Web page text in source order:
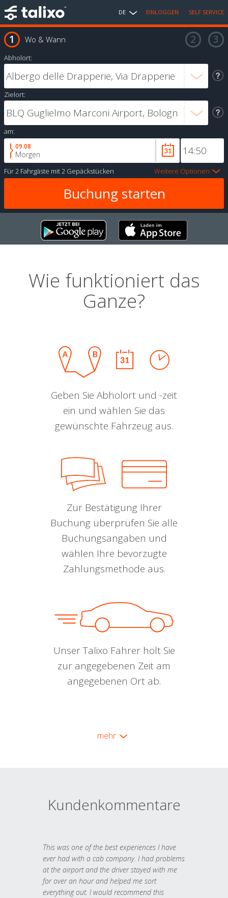
DE EINLOGGEN SELF SERVICE
Wo & Wann
Abholort:
Zielort:
am:
09.08
Morgen
Für2 Fahrgäste mit2 Gepäckstücken Weitere Optionen
Wie funktioniert das
Ganze?
Geben Sie Abholort und -zeit
ein und wählen Sie das
gewünschte Fahrzeug aus.
Zur Bestätigung Ihrer
Buchung überprüfen Sie alle
Buchungsangaben und
wählen Ihre bevorzugte
Zahlungsmethode aus.
Unser Talixo Fahrer holt Sie
zur angegebenen Zeit am
angegebenen Ort ab.
mehr
Kundenkommentare
This was one of the best experiences I have
ever had with a cab company. I had problems
at the airport and the driver stayed with me
for over an hour and helped me sort
everything out. I would recommend this